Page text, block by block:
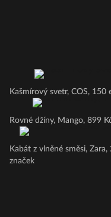
Kašmírový svetr, COS, 150
Rovné džíny, Mango, 899
Kabát z vlněné směsi,
značek